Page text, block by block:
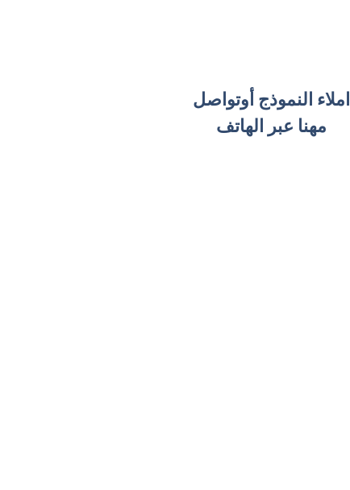
املاء النموذج أوتواصل
مهنا عبر الهاتف